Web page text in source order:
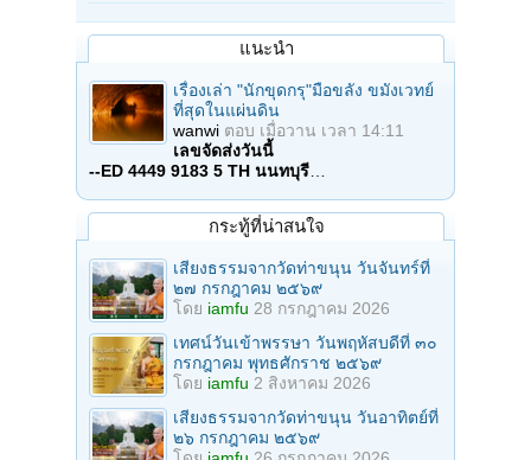
แนะนำ
เรื่องเล่า "นักขุดกรุ"มือขลัง ขมังเวทย์
ที่สุดในแผ่นดิน
wanwi ตอบ เมื่อวาน เวลา 14:11
เลขจัดส่งวันนี้
--ED 4449 9183 5 TH นนทบุรี
กระทู้ที่น่าสนใจ
เสียงธรรมจากวัดท่าขนุน วันจันทร์ที่
๒๗ กรกฎาคม ๒๕๖๙
โดย iamfu 28 กรกฎาคม 2026
เทศน์วันเข้าพรรษา วันพฤหัสบดีที่ ๓๐
กรกฎาคม พุทธศักราช ๒๕๖๙
โดย iamfu 2 สิงหาคม 2026
เสียงธรรมจากวัดท่าขนุน วันอาทิตย์ที่
๒๖ กรกฎาคม ๒๕๖๙